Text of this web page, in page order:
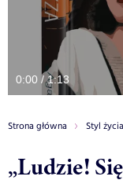
0:00 / 1:13
Strona główna Styl życia
„Ludzie!